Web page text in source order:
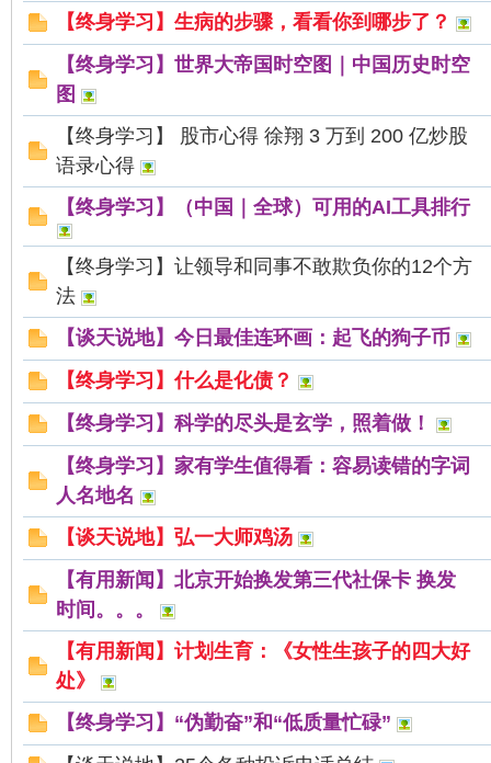
【终身学习】生病的步骤，看看你到哪步了？
【终身学习】世界大帝国时空图｜中国历史时空
图
【终身学习】 股市心得 徐翔 3 万到 200 亿炒股
语录心得
【终身学习】（中国｜全球）可用的AI工具排行
【终身学习】让领导和同事不敢欺负你的12个方
法
【谈天说地】今日最佳连环画：起飞的狗子币
【终身学习】什么是化债？
【终身学习】科学的尽头是玄学，照着做！
【终身学习】家有学生值得看：容易读错的字词
人名地名
【谈天说地】弘一大师鸡汤
【有用新闻】北京开始换发第三代社保卡 换发
时间。。。
【有用新闻】计划生育：《女性生孩子的四大好
处》
【终身学习】“伪勤奋”和“低质量忙碌”